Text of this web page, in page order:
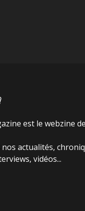
est le webzine
actualités,
vidéos...